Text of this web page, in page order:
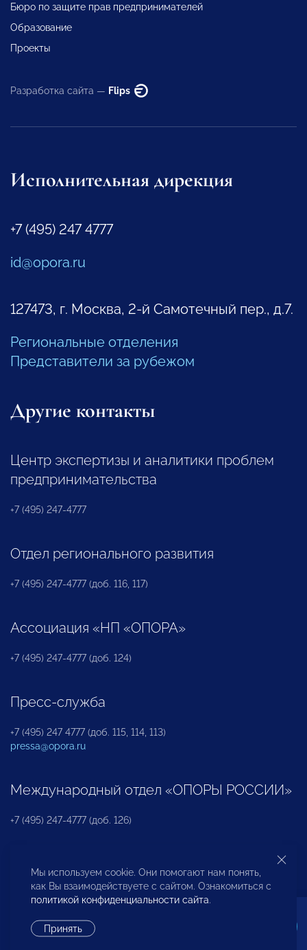
Бюро по защите прав предпринимателей
Образование
Проекты
Разработка сайта — Flips
Исполнительная дирекция
+7 (495) 247 4777
id@opora.ru
127473, г. Москва, 2-й Самотечный пер., д.7.
Региональные отделения
Представители за рубежом
Другие контакты
Центр экспертизы и аналитики проблем
предпринимательства
+7 (495) 247-4777
Отдел регионального развития
+7 (495) 247-4777 (доб. 116, 117)
Ассоциация «НП «ОПОРА»
+7 (495) 247-4777 (доб. 124)
Пресс-служба
+7 (495) 247 4777 (доб. 115, 114, 113)
pressa@opora.ru
Международный отдел «ОПОРЫ РОССИИ»
+7 (495) 247-4777 (доб. 126)
Бюро по защите прав предпринимателей и
инвесторов
Мы используем cookie. Они помогают нам понять,
как Вы взаимодействуете с сайтом. Ознакомиться с
политикой конфиденциальности сайта.
Принять